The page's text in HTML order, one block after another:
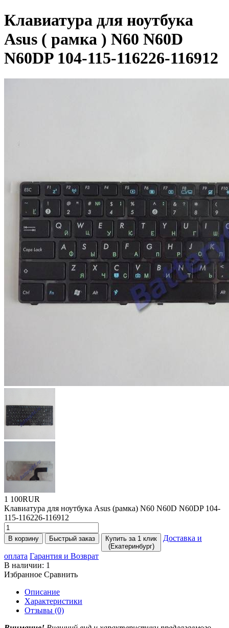
Клавиатура для ноутбука
Asus ( рамка ) N60 N60D
N60DP 104-115-116226-116912
1 100RUR
Клавиатура для ноутбука Asus (рамка) N60 N60D N60DP 104-
115-116226-116912
В корзину Быстрый заказ
Купить за 1 клик
(Екатеринбург)
Доставка и
оплата Гарантия и Возврат
В наличии: 1
Избранное Сравнить
Описание
Характеристики
Отзывы (0)